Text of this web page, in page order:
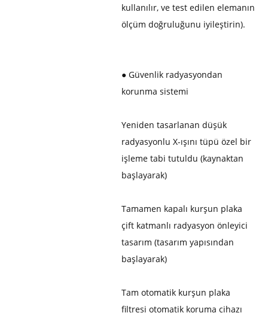
kullanılır, ve test edilen elemanın
ölçüm doğruluğunu iyileştirin).
● Güvenlik radyasyondan
korunma sistemi
Yeniden tasarlanan düşük
radyasyonlu X-ışını tüpü özel bir
işleme tabi tutuldu (kaynaktan
başlayarak)
Tamamen kapalı kurşun plaka
çift katmanlı radyasyon önleyici
tasarım (tasarım yapısından
başlayarak)
Tam otomatik kurşun plaka
filtresi otomatik koruma cihazı